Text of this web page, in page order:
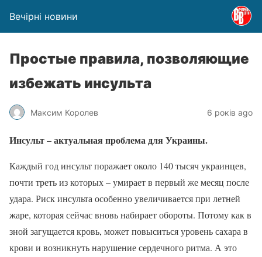
Вечірні новини
Простые правила, позволяющие
избежать инсульта
Максим Королев 6 років ago
Инсульт – актуальная проблема для Украины.
Каждый год инсульт поражает около 140 тысяч украинцев,
почти треть из которых – умирает в первый же месяц после
удара. Риск инсульта особенно увеличивается при летней
жаре, которая сейчас вновь набирает обороты. Потому как в
зной загущается кровь, может повыситься уровень сахара в
крови и возникнуть нарушение сердечного ритма. А это